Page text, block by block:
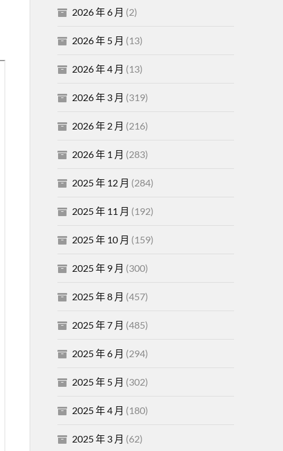
2026 年 6 月 (2)
2026 年 5 月 (13)
2026 年 4 月 (13)
2026 年 3 月 (319)
2026 年 2 月 (216)
2026 年 1 月 (283)
2025 年 12 月 (284)
2025 年 11 月 (192)
2025 年 10 月 (159)
2025 年 9 月 (300)
2025 年 8 月 (457)
2025 年 7 月 (485)
2025 年 6 月 (294)
2025 年 5 月 (302)
2025 年 4 月 (180)
2025 年 3 月 (62)